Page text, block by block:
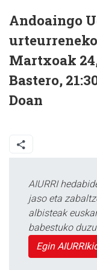
Andoaingo
Martxoak
Bastero,
Doan
AIURRI
jaso eta
albisteak
babestuko
Egin